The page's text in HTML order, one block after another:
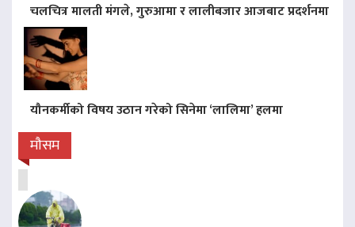
चलचित्र मालती मंगले, गुरुआमा र लालीबजार आजबाट प्रदर्शनमा
यौनकर्मीको विषय उठान गरेको सिनेमा ‘लालिमा’ हलमा
मौसम